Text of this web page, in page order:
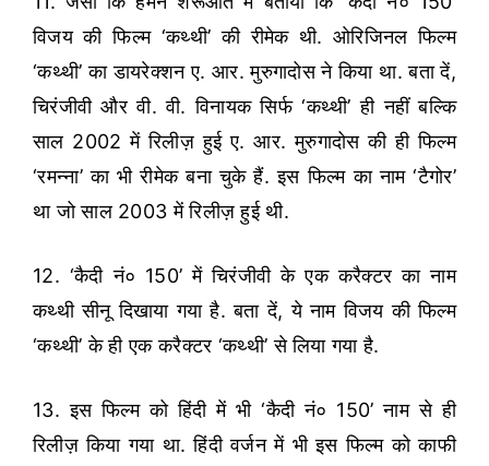
विजय की फिल्म ‘कथ्थी’ की रीमेक थी. ओरिजिनल फिल्म
‘कथ्थी’ का डायरेक्शन ए. आर. मुरुगादोस ने किया था. बता दें,
चिरंजीवी और वी. वी. विनायक सिर्फ ‘कथ्थी’ ही नहीं बल्कि
साल 2002 में रिलीज़ हुई ए. आर. मुरुगादोस की ही फिल्म
‘रमन्ना’ का भी रीमेक बना चुके हैं. इस फिल्म का नाम ‘टैगोर’
था जो साल 2003 में रिलीज़ हुई थी.
12. ‘कैदी नं० 150’ में चिरंजीवी के एक करैक्टर का नाम
कथ्थी सीनू दिखाया गया है. बता दें, ये नाम विजय की फिल्म
‘कथ्थी’ के ही एक करैक्टर ‘कथ्थी’ से लिया गया है.
13. इस फिल्म को हिंदी में भी ‘कैदी नं० 150’ नाम से ही
रिलीज़ किया गया था. हिंदी वर्जन में भी इस फिल्म को काफी